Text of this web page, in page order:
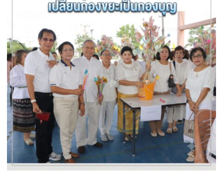
ใช้
“สาร
จับ
ตัว
ยาง
ชนิด
ผง-
ผงขาว”
โรงงาน
ประกาศ
ปฏิเสธ
รับ
ซื้อ
ขั้น